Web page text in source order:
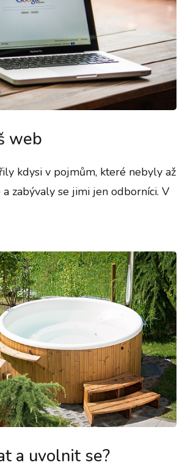
web
kdysi v pojmům, které nebyly až
zabývaly se jimi jen odborníci. V
a uvolnit se?